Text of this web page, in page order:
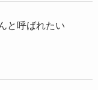
と呼ばれたい